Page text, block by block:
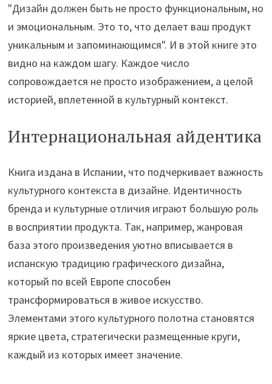
"Дизайн должен быть не просто функциональным, но
и эмоциональным. Это то, что делает ваш продукт
уникальным и запоминающимся". И в этой книге это
видно на каждом шагу. Каждое число
сопровождается не просто изображением, а целой
историей, вплетенной в культурный контекст.
Интернациональная айдентика
Книга издана в Испании, что подчеркивает важность
культурного контекста в дизайне. Идентичность
бренда и культурные отличия играют большую роль
в восприятии продукта. Так, например, жанровая
база этого произведения уютно вписывается в
испанскую традицию графического дизайна,
который по всей Европе способен
трансформироваться в живое искусство.
Элементами этого культурного полотна становятся
яркие цвета, стратегически размещенные круги,
каждый из которых имеет значение.